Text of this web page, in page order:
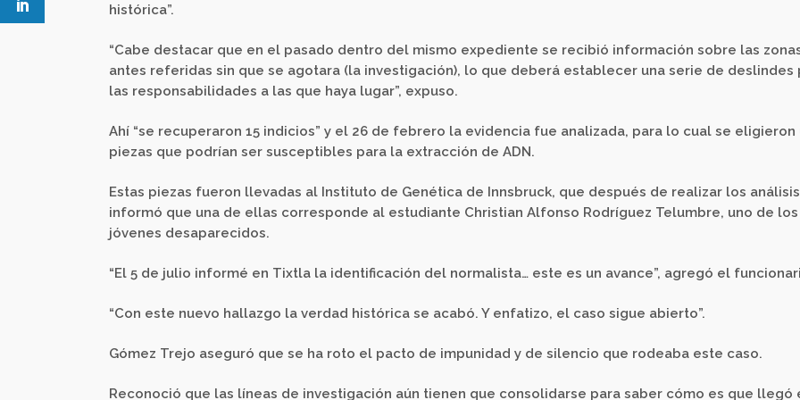
histórica”.
“Cabe destacar que en el pasado dentro del mismo expediente se recibió información sobre las
antes referidas sin que se agotara (la investigación), lo que deberá establecer una serie de deslindes
las responsabilidades a las que haya lugar”, expuso.
Ahí “se recuperaron 15 indicios” y el 26 de febrero la evidencia fue analizada, para lo cual se eligieron
piezas que podrían ser susceptibles para la extracción de ADN.
Estas piezas fueron llevadas al Instituto de Genética de Innsbruck, que después de realizar los análisis
informó que una de ellas corresponde al estudiante Christian Alfonso Rodríguez Telumbre, uno de los
jóvenes desaparecidos.
“El 5 de julio informé en Tixtla la identificación del normalista… este es un avance”, agregó el
“Con este nuevo hallazgo la verdad histórica se acabó. Y enfatizo, el caso sigue abierto”.
Gómez Trejo aseguró que se ha roto el pacto de impunidad y de silencio que rodeaba este caso.
Reconoció que las líneas de investigación aún tienen que consolidarse para saber cómo es que llegó